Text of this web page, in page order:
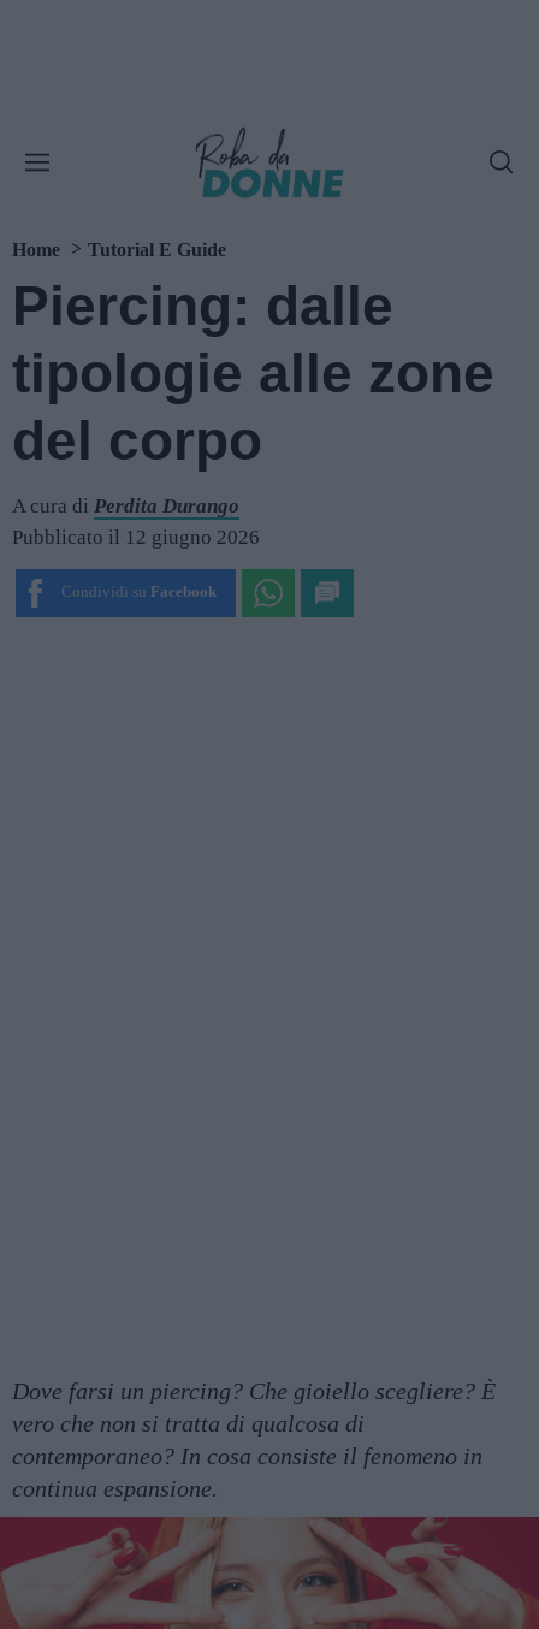
Home Tutorial E Guide
Piercing: dalle
tipologie alle zone
del corpo
A cura di Perdita Durango
Pubblicato il 12 giugno 2026
Condividi su Facebook
Dove farsi un piercing? Che gioiello scegliere? È
vero che non si tratta di qualcosa di
contemporaneo? In cosa consiste il fenomeno in
continua espansione.